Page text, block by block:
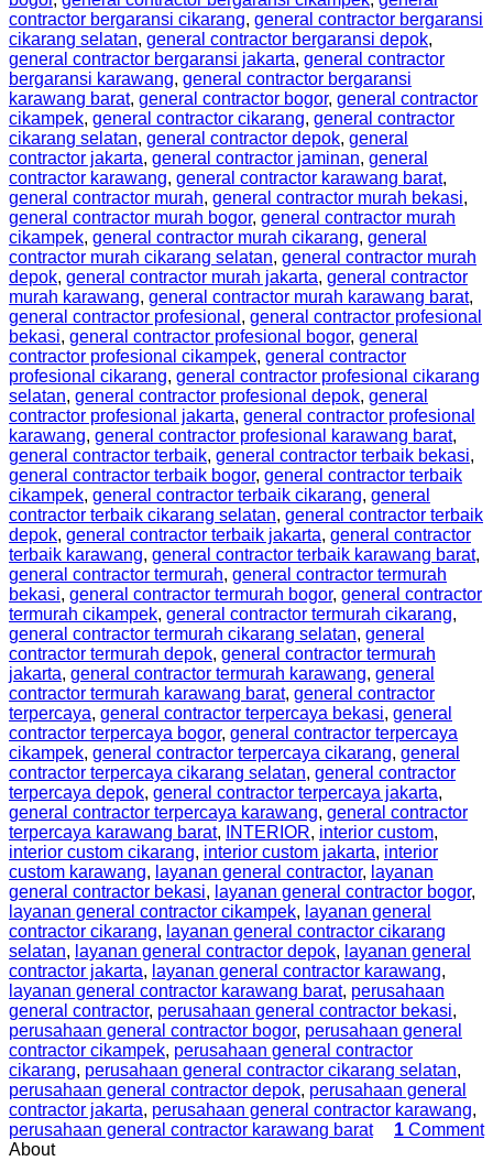
contractor bergaransi cikarang, general contractor bergaransi
cikarang selatan, general contractor bergaransi depok,
general contractor bergaransi jakarta, general contractor
bergaransi karawang, general contractor bergaransi
karawang barat, general contractor bogor, general contractor
cikampek, general contractor cikarang, general contractor
cikarang selatan, general contractor depok, general
contractor jakarta, general contractor jaminan, general
contractor karawang, general contractor karawang barat,
general contractor murah, general contractor murah bekasi,
general contractor murah bogor, general contractor murah
cikampek, general contractor murah cikarang, general
contractor murah cikarang selatan, general contractor murah
depok, general contractor murah jakarta, general contractor
murah karawang, general contractor murah karawang barat,
general contractor profesional , general contractor profesional
bekasi, general contractor profesional bogor, general
contractor profesional cikampek, general contractor
profesional cikarang, general contractor profesional cikarang
selatan, general contractor profesional depok, general
contractor profesional jakarta, general contractor profesional
karawang, general contractor profesional karawang barat,
general contractor terbaik, general contractor terbaik bekasi,
general contractor terbaik bogor, general contractor terbaik
cikampek, general contractor terbaik cikarang, general
contractor terbaik cikarang selatan, general contractor terbaik
depok, general contractor terbaik jakarta, general contractor
terbaik karawang, general contractor terbaik karawang barat,
general contractor termurah, general contractor termurah
bekasi, general contractor termurah bogor, general contractor
termurah cikampek, general contractor termurah cikarang,
general contractor termurah cikarang selatan, general
contractor termurah depok, general contractor termurah
jakarta, general contractor termurah karawang, general
contractor termurah karawang barat, general contractor
terpercaya, general contractor terpercaya bekasi, general
contractor terpercaya bogor, general contractor terpercaya
cikampek, general contractor terpercaya cikarang, general
contractor terpercaya cikarang selatan, general contractor
terpercaya depok, general contractor terpercaya jakarta,
general contractor terpercaya karawang, general contractor
terpercaya karawang barat, INTERIOR, interior custom,
interior custom cikarang, interior custom jakarta, interior
custom karawang, layanan general contractor, layanan
general contractor bekasi, layanan general contractor bogor,
layanan general contractor cikampek, layanan general
contractor cikarang, layanan general contractor cikarang
selatan, layanan general contractor depok, layanan general
contractor jakarta, layanan general contractor karawang,
layanan general contractor karawang barat, perusahaan
general contractor, perusahaan general contractor bekasi,
perusahaan general contractor bogor, perusahaan general
contractor cikampek, perusahaan general contractor
cikarang, perusahaan general contractor cikarang selatan,
perusahaan general contractor depok, perusahaan general
contractor jakarta, perusahaan general contractor karawang,
perusahaan general contractor karawang barat
1 Comment
About